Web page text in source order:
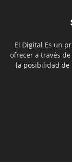
El Digital Es un
ofrecer a través
la posibilidad de